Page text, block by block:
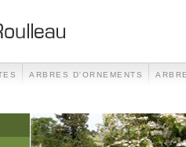
ARBRES D'ORNEMENTS